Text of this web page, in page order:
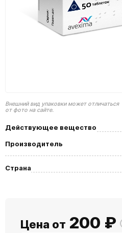
Внешний вид упаковки может отличаться
от фото на сайте.
Действующее вещество
Производитель
Страна
Цена от 200 ₽